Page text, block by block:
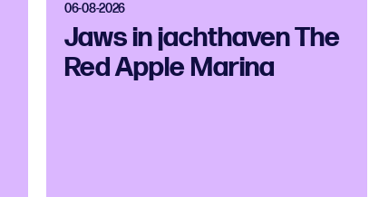
06-08-2026
Jaws in jachthaven The
Red Apple Marina